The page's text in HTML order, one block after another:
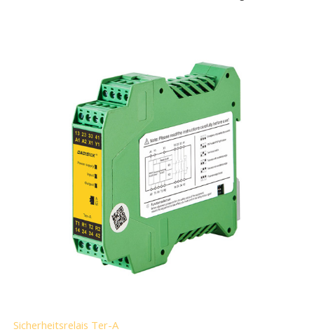
Sicherheitsrelais Ter-A